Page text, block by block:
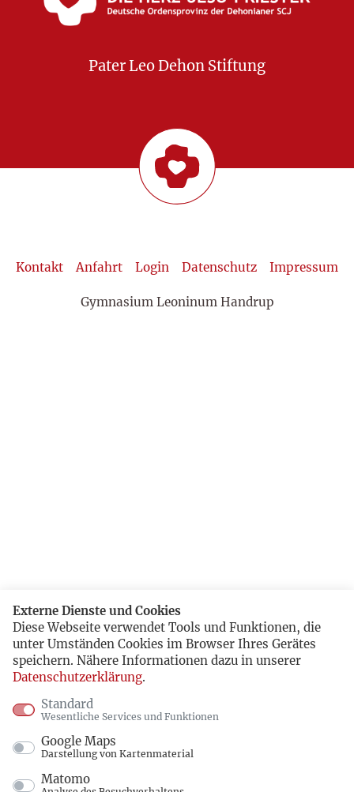
Pater Leo Dehon Stiftung
Kontakt Anfahrt Login Datenschutz Impressum
Gymnasium Leoninum Handrup
Externe Dienste und Cookies
Diese Webseite verwendet Tools und Funktionen, die
unter Umständen Cookies im Browser Ihres Gerätes
speichern. Nähere Informationen dazu in unserer
Datenschutzerklärung.
Standard
Wesentliche Services und Funktionen
Google Maps
Darstellung von Kartenmaterial
Matomo